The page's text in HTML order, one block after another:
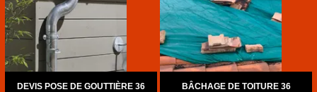
DEVIS POSE DE GOUTTIÈRE 36 BÂCHAGE DE TOITURE 36